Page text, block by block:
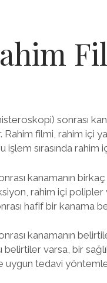
sonrası
Rahim filmi, rahim içi
işlem sırasında
kanamanın
rahim içi
hafif bir kanama
kanamanın
belirtiler varsa, bir
uygun tedavi